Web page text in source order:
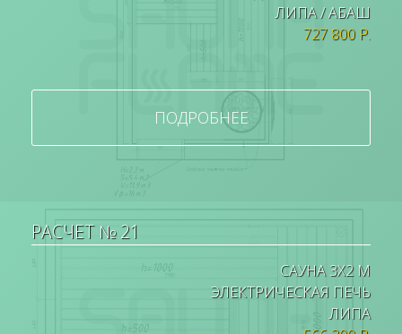
ЛИПА / АБАШ
727 800 Р.
ПОДРОБНЕЕ
РАСЧЕТ № 21
САУНА 3Х2 М
ЭЛЕКТРИЧЕСКАЯ ПЕЧЬ
ЛИПА